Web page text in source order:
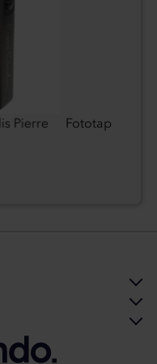
Pierre
Fototapetai